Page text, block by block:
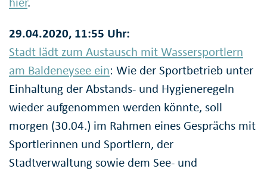
29.04.2020, 11:55 Uhr:
Stadt lädt zum Austausch mit Wassersportlern
am Baldeneysee ein: Wie der Sportbetrieb unter
Einhaltung der Abstands- und Hygieneregeln
wieder aufgenommen werden könnte, soll
morgen (30.04.) im Rahmen eines Gesprächs mit
Sportlerinnen und Sportlern, der
Stadtverwaltung sowie dem See- und